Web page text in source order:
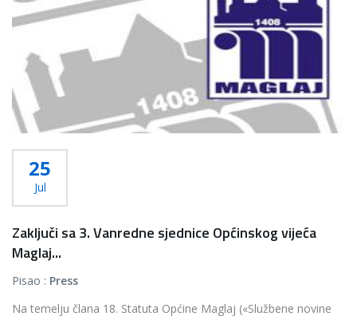
25
Jul
Zaključi sa 3. Vanredne sjednice Općinskog vijeća
Maglaj...
Pisao : Press
Na temelju člana 18. Statuta Općine Maglaj («Službene novine